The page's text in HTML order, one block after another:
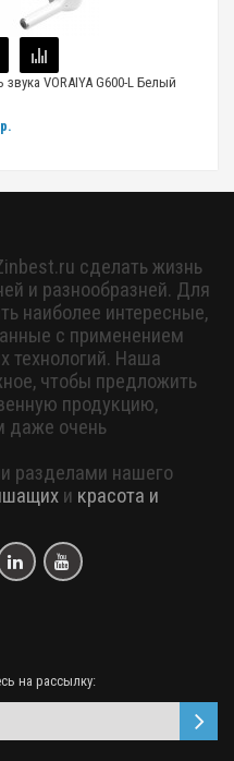
VORAIYA G600-L Белый
сделать жизнь
и разнообразней. Для
наиболее интересные,
с применением
технологий. Наша
чтобы предложить
продукцию,
даже очень
разделами нашего
и красота и
на рассылку: